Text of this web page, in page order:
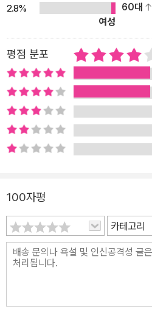
관계된 여러 인물의 눈과 입을 빌리는
이 겪은 사건이 시간순으로 무심하게
가는 구조를 마련해놓았다. 일단 책을
에 온통 촉각을 곤두세운 채 한순간
기 속에 빠져 있게 되는 것. 이처럼 ‘
일본추리작가협회상을 수상하고 야
는 등 소설 자체의 작품성도 평단을
독자, 평단까지 이야기를 사랑하는 모
러가 선보이는 경악의 미스터리 드라
라는 뜨거운 사회적 이슈를 이야기 속
하고도 능청스럽게 독자를 딜레마의
가해자와 피해자, 사형 찬성론과 사형
두 이해하고 공감하게 되는 것. 누군
2.8%
60대
여성
평점 분포
100자평
카테고리